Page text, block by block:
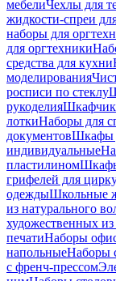
мебелиЧехлы для
жидкости-спреи
наборы для
для оргтехники
средства для кухни
моделирования
росписи по стеклу
рукоделия
лоткиНаборы для
документовШкафы
индивидуальные
пластилином
грифелей для
одеждыШкольные
из натурального
художественных из
печатиНаборы
напольныеНаборы
с френч-прессом